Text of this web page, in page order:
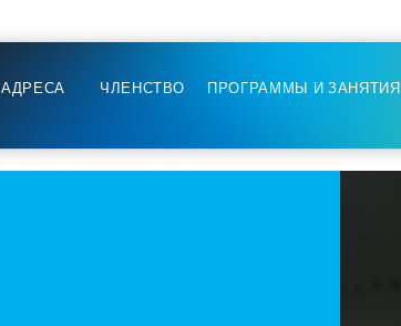
АДРЕСА ЧЛЕНСТВО ПРОГРАММЫ И ЗАНЯТИЯ